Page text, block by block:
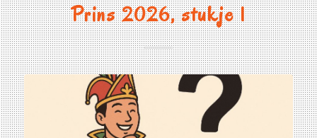
Prins 2026, stukje 1